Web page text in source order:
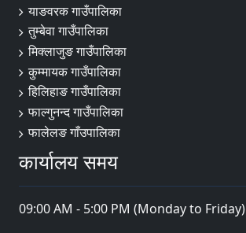
याङवरक गाउँपालिका
तुम्बेवा गाउँपालिका
मिक्लाजुङ गाउँपालिका
कुम्मायक गाउँपालिका
हिलिहाङ गाउँपालिका
फाल्गुनन्द गाउँपालिका
फालेलङ गाँउपालिका
कार्यालय समय
09:00 AM - 5:00 PM (Monday to Friday)